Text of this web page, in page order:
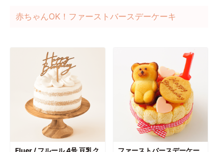
赤ちゃんOK！ファーストバースデーケーキ
Fluer / フルール 4号 豆乳ク ファーストバースデーケー